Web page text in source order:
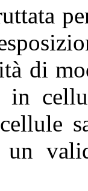
di
in
un